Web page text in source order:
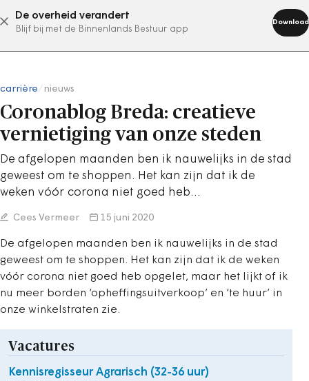
De overheid verandert
Blijf bij met de Binnenlands Bestuur app
Download
abonneer nu
carrière nieuws
Coronablog Breda: creatieve
vernietiging van onze steden
De afgelopen maanden ben ik nauwelijks in de stad
geweest om te shoppen. Het kan zijn dat ik de
weken vóór corona niet goed heb…
Cees Vermeer 15 juni 2020
De afgelopen maanden ben ik nauwelijks in de stad
geweest om te shoppen. Het kan zijn dat ik de weken
vóór corona niet goed heb opgelet, maar het lijkt of ik
nu meer borden ‘opheffingsuitverkoop’ en ‘te huur’ in
onze winkelstraten zie.
Vacatures
Kennisregisseur Agrarisch (32-36 uur)